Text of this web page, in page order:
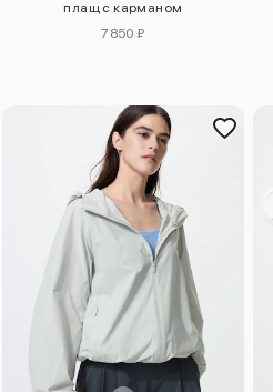
плащ с карманом
7850 ₽